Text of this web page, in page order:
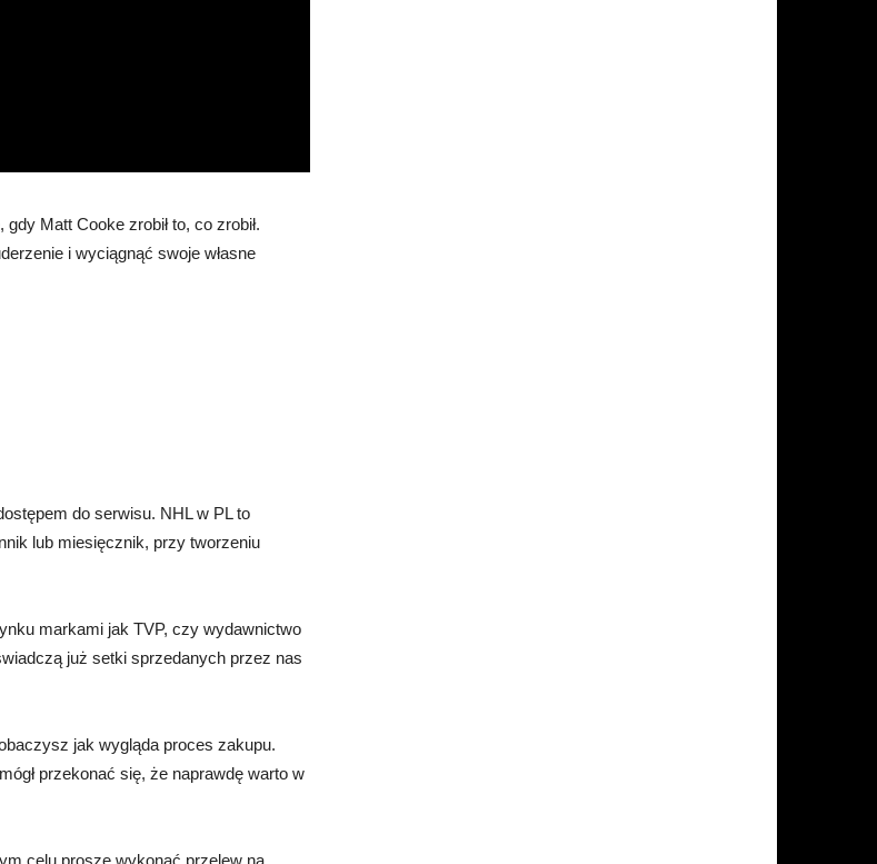
Matt Cooke zrobił to, co zrobił.
i wyciągnąć swoje własne
do serwisu. NHL w PL to
lub miesięcznik, przy tworzeniu
markami jak TVP, czy wydawnictwo
już setki sprzedanych przez nas
jak wygląda proces zakupu.
przekonać się, że naprawdę warto w
celu proszę wykonać przelew na